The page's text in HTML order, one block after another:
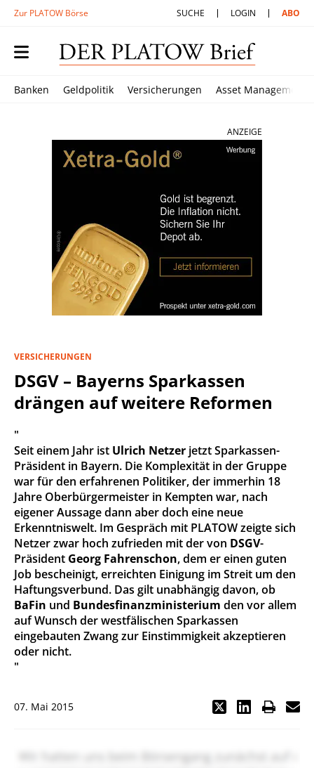
Zur PLATOW Börse SUCHE LOGIN ABO
Banken Geldpolitik Versicherungen Asset Management
ANZEIGE
VERSICHERUNGEN
DSGV – Bayerns Sparkassen
drängen auf weitere Reformen
"
Seit einem Jahr ist Ulrich Netzer jetzt Sparkassen-
Präsident in Bayern. Die Komplexität in der Gruppe
war für den erfahrenen Politiker, der immerhin 18
Jahre Oberbürgermeister in Kempten war, nach
eigener Aussage dann aber doch eine neue
Erkenntniswelt. Im Gespräch mit PLATOW zeigte sich
Netzer zwar hoch zufrieden mit der von DSGV-
Präsident Georg Fahrenschon, dem er einen guten
Job bescheinigt, erreichten Einigung im Streit um den
Haftungsverbund. Das gilt unabhängig davon, ob
BaFin und Bundesfinanzministerium den vor allem
auf Wunsch der westfälischen Sparkassen
eingebauten Zwang zur Einstimmigkeit akzeptieren
oder nicht.
"
07. Mai 2015